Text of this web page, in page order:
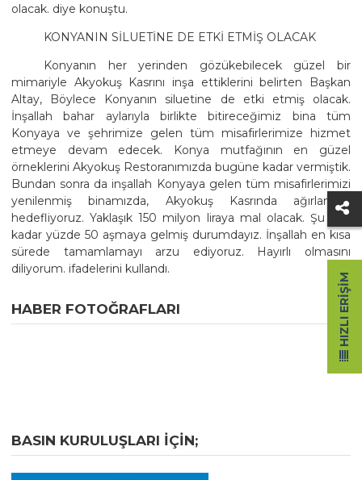
olacak. diye konuştu.
KONYANIN SİLUETİNE DE ETKİ ETMİŞ OLACAK
Konyanın her yerinden gözükebilecek güzel bir
mimariyle Akyokuş Kasrını inşa ettiklerini belirten Başkan
Altay, Böylece Konyanın siluetine de etki etmiş olacak.
İnşallah bahar aylarıyla birlikte bitireceğimiz bina tüm
Konyaya ve şehrimize gelen tüm misafirlerimize hizmet
etmeye devam edecek. Konya mutfağının en güzel
örneklerini Akyokuş Restoranımızda bugüne kadar vermiştik.
Bundan sonra da inşallah Konyaya gelen tüm misafirlerimizi
yenilenmiş binamızda, Akyokuş Kasrında ağırlamayı
hedefliyoruz. Yaklaşık 150 milyon liraya mal olacak. Şu ana
kadar yüzde 50 aşmaya gelmiş durumdayız. İnşallah en kısa
sürede tamamlamayı arzu ediyoruz. Hayırlı olmasını
diliyorum. ifadelerini kullandı.
HABER FOTOĞRAFLARI
BASIN KURULUŞLARI IÇIN;
HIZLI ERIŞIM